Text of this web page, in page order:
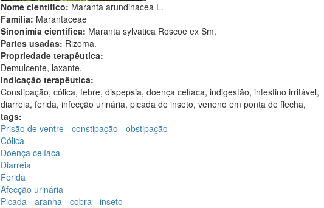
Nome científico: Maranta arundinacea L.
Família: Marantaceae
Sinonímia científica: Maranta sylvatica Roscoe ex Sm.
Partes usadas: Rizoma.
Propriedade terapêutica:
Demulcente, laxante.
Indicação terapêutica:
Constipação, cólica, febre, dispepsia, doença celíaca, indigestão, intestino irritável,
diarreia, ferida, infecção urinária, picada de inseto, veneno em ponta de flecha,
tags:
Prisão de ventre - constipação - obstipação
Cólica
Doença celíaca
Diarreia
Ferida
Afecção urinária
Picada - aranha - cobra - inseto